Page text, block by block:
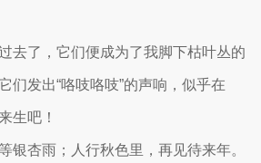
了，它们便成为了我脚下枯叶丛的
们发出“咯吱咯吱”的声响，似乎在
生吧！
杏雨；人行秋色里，再见待来年。